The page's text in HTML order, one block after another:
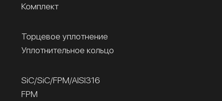
Комплект
Торцевое уплотнение
Уплотнительное кольцо
SiC/SiC/FPM/AISI316
FPM